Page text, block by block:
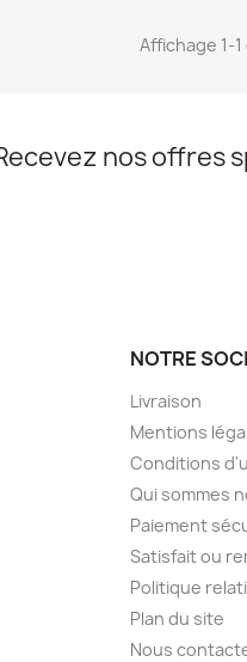
Affichage 1-
nos offres
NOTRE
Livraison
Mentions
Conditions
Qui sommes
Paiement
Satisfait ou
Politique
Plan du site
Nous